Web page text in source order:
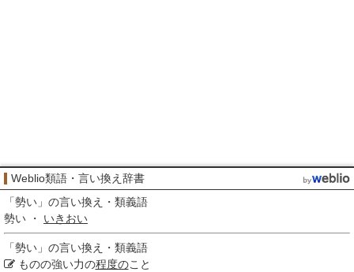
Weblio類語・言い換え辞書
「勢い 」の言い換え・類義語
勢い ・ いきおい
「勢い 」の言い換え・類義語
ものの強い力の程度のこと